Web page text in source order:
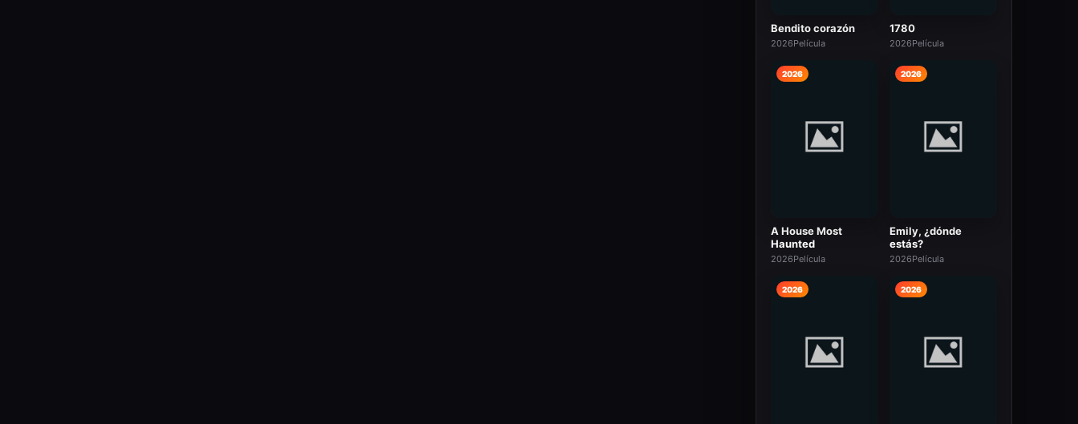
Bendito corazón
2026Película
1780
2026Película
2026
A House Most
Haunted
2026Película
2026
Emily, ¿dónde
estás?
2026Película
2026 2026